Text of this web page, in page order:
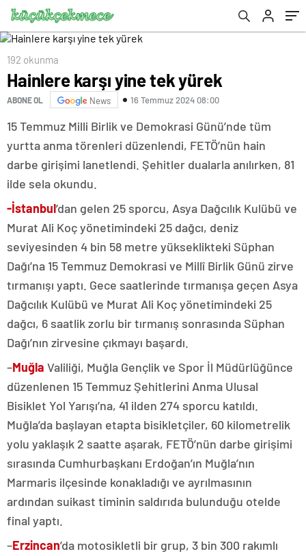
192 okunma
Hainlere karşı yine tek yürek
ABONE OL News 16 Temmuz 2024 08:00
15 Temmuz Milli Birlik ve Demokrasi Günü’nde tüm
yurtta anma törenleri düzenlendi, FETÖ’nün hain
darbe girişimi lanetlendi. Şehitler dualarla anılırken, 81
ilde sela okundu.
-İstanbul’dan gelen 25 sporcu, Asya Dağcılık Kulübü ve
Murat Ali Koç yönetimindeki 25 dağcı, deniz
seviyesinden 4 bin 58 metre yükseklikteki Süphan
Dağı’na 15 Temmuz Demokrasi ve Millî Birlik Günü zirve
tırmanışı yaptı. Gece saatlerinde tırmanışa geçen Asya
Dağcılık Kulübü ve Murat Ali Koç yönetimindeki 25
dağcı, 6 saatlik zorlu bir tırmanış sonrasında Süphan
Dağı’nın zirvesine çıkmayı başardı.
–Muğla Valiliği, Muğla Gençlik ve Spor İl Müdürlüğünce
düzenlenen 15 Temmuz Şehitlerini Anma Ulusal
Bisiklet Yol Yarışı’na, 41 ilden 274 sporcu katıldı.
Muğla’da başlayan etapta bisikletçiler, 60 kilometrelik
yolu yaklaşık 2 saatte aşarak, FETÖ’nün darbe girişimi
sırasında Cumhurbaşkanı Erdoğan’ın Muğla’nın
Marmaris ilçesinde konakladığı ve ayrılmasının
ardından suikast timinin saldırıda bulunduğu otelde
final yaptı.
–Erzincan’da motosikletli bir grup, 3 bin 300 rakımlı